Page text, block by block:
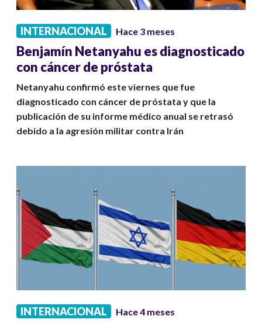
INTERNACIONAL Hace 3 meses
Benjamín Netanyahu es diagnosticado
con cáncer de próstata
Netanyahu confirmó este viernes que fue
diagnosticado con cáncer de próstata y que la
publicación de su informe médico anual se retrasó
debido a la agresión militar contra Irán
INTERNACIONAL Hace 4 meses